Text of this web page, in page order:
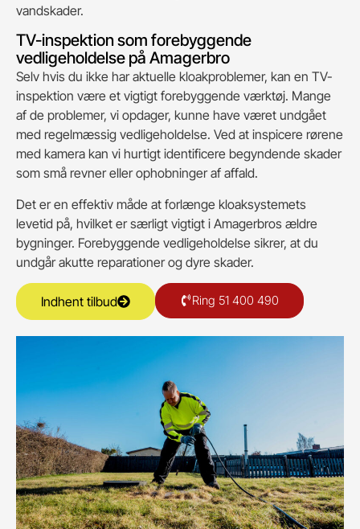
vandskader.
TV-inspektion som forebyggende
vedligeholdelse på Amagerbro
Selv hvis du ikke har aktuelle kloakproblemer, kan en TV-
inspektion være et vigtigt forebyggende værktøj. Mange
af de problemer, vi opdager, kunne have været undgået
med regelmæssig vedligeholdelse. Ved at inspicere rørene
med kamera kan vi hurtigt identificere begyndende skader
som små revner eller ophobninger af affald.
Det er en effektiv måde at forlænge kloaksystemets
levetid på, hvilket er særligt vigtigt i Amagerbros ældre
bygninger. Forebyggende vedligeholdelse sikrer, at du
undgår akutte reparationer og dyre skader.
Indhent tilbud Ring 51 400 490